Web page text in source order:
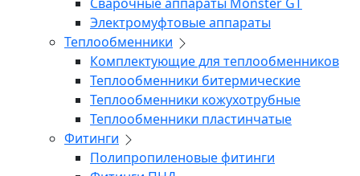
Электромуфтовые аппараты
Теплообменники
Комплектующие для теплообменников
Теплообменники битермические
Теплообменники кожухотрубные
Теплообменники пластинчатые
Фитинги
Полипропиленовые фитинги